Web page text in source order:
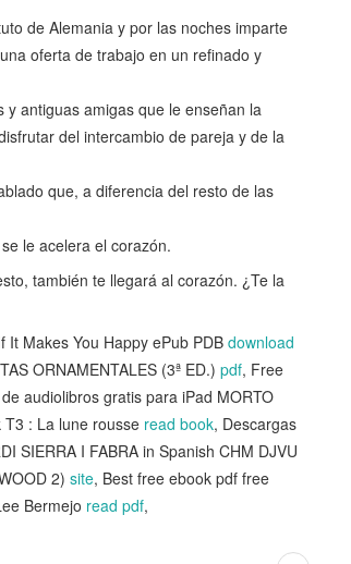
de Alemania y por las noches imparte
oferta de trabajo en un refinado y
antiguas amigas que le enseñan la
del intercambio de pareja y de la
que, a diferencia del resto de las
le acelera el corazón.
también te llegará al corazón. ¿Te la
It Makes You Happy ePub PDB download
ORNAMENTALES (3ª ED.) pdf, Free
audiolibros gratis para iPad MORTO
: La lune rousse read book, Descargas
SIERRA I FABRA in Spanish CHM DJVU
2) site, Best free ebook pdf free
Bermejo read pdf,